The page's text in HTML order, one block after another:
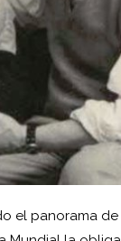
el panorama de